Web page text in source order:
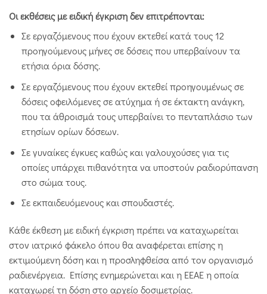
Οι εκθέσεις με ειδική έγκριση δεν επιτρέπονται:
Σε εργαζόμενους που έχουν εκτεθεί κατά τους 12
προηγούμενους μήνες σε δόσεις που υπερβαίνουν τα
ετήσια όρια δόσης.
Σε εργαζόμενους που έχουν εκτεθεί προηγουμένως σε
δόσεις οφειλόμενες σε ατύχημα ή σε έκτακτη ανάγκη,
που τα άθροισμά τους υπερβαίνει το πενταπλάσιο των
ετησίων ορίων δόσεων.
Σε γυναίκες έγκυες καθώς και γαλουχούσες για τις
οποίες υπάρχει πιθανότητα να υποστούν ραδιορύπανση
στο σώμα τους.
Σε εκπαιδευόμενους και σπουδαστές.
Κάθε έκθεση με ειδική έγκριση πρέπει να καταχωρείται
στον ιατρικό φάκελο όπου θα αναφέρεται επίσης η
εκτιμούμενη δόση και η προσληφθείσα από τον οργανισμό
ραδιενέργεια. Επίσης ενημερώνεται και η ΕΕΑΕ η οποία
καταχωρεί τη δόση στο αρχείο δοσιμετρίας.